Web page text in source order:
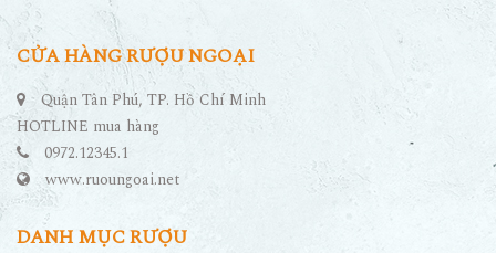
CỬA HÀNG RƯỢU NGOẠI
Quận Tân Phú, TP. Hồ Chí Minh
HOTLINE mua hàng
0972.12345.1
www.ruoungoai.net
DANH MỤC RƯỢU